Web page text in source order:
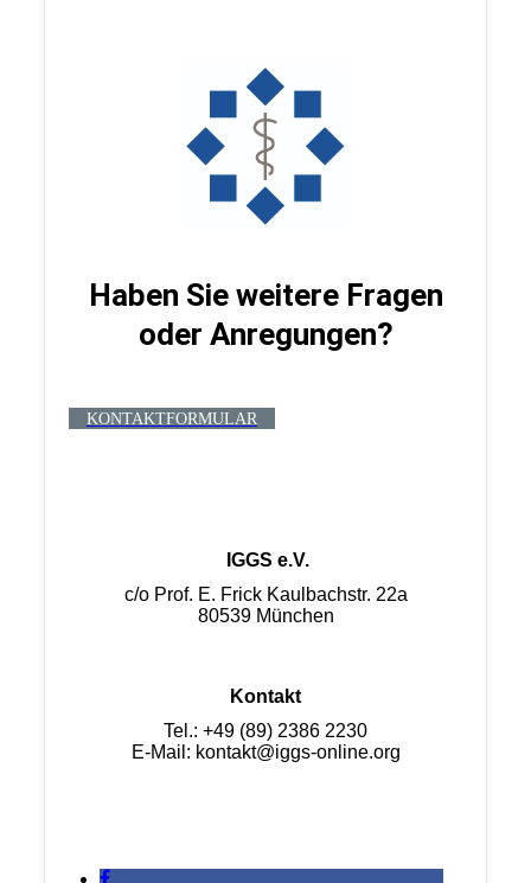
Haben Sie weitere Fragen
oder Anregungen?
KONTAKTFORMULAR
IGGS e.V.
c/o Prof. E. Frick Kaulbachstr. 22a
80539 München
Kontakt
Tel.: +49 (89) 2386 2230
E-Mail: kontakt@iggs-online.org